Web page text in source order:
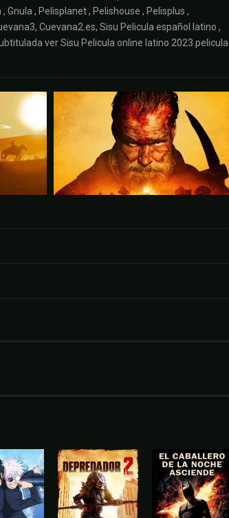
, Pelisplanet , Pelishouse , Pelisplus ,
Cuevana2.es, Sisu Pelicula español latino ,
ver Sisu Pelicula online latino 2023 pelicula